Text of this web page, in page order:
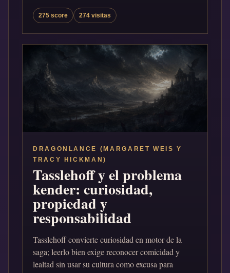
275 score 274 visitas
DRAGONLANCE (MARGARET WEIS Y
TRACY HICKMAN)
Tasslehoff y el problema
kender: curiosidad,
propiedad y
responsabilidad
Tasslehoff convierte curiosidad en motor de la
saga; leerlo bien exige reconocer comicidad y
lealtad sin usar su cultura como excusa para